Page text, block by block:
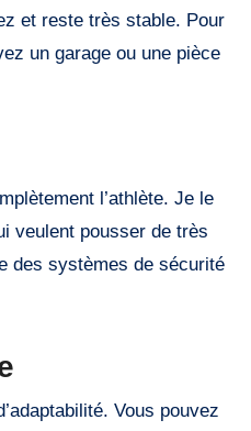
et reste très stable. Pour
un garage ou une pièce
l’athlète. Je le
veulent pousser de très
des systèmes de sécurité
Vous pouvez